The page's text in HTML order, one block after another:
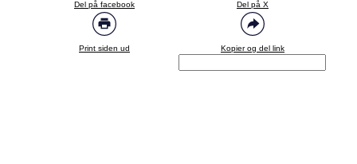
Del på facebook Del på X
Print siden ud Kopier og del link